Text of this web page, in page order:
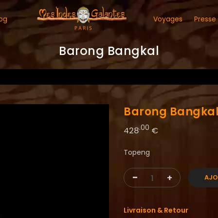
Voyages Presse
Barong Bangkal
Barong Bangkal
428.00 €
Topeng
- +
Livraison & Retour